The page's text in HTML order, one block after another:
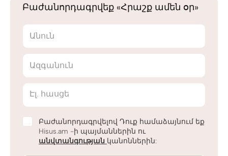
Բաժանորդագրվեք «Հրաշք ամեն օր»
Անուն
Ազգանուն
Էլ. հասցե
Բաժանորդագրվելով Դուք համաձայնում եք
Hisus.am -ի պայմաններին ու
անվտանգության կանոններին: